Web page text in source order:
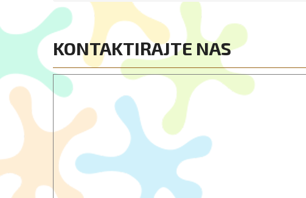
KONTAKTIRAJTE NAS